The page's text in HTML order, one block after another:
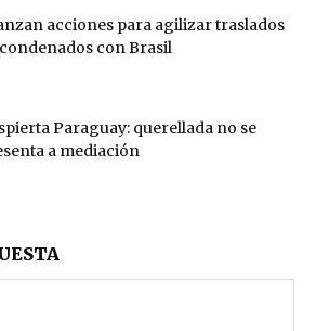
acciones para agilizar traslados
con Brasil
Paraguay: querellada no se
a mediación